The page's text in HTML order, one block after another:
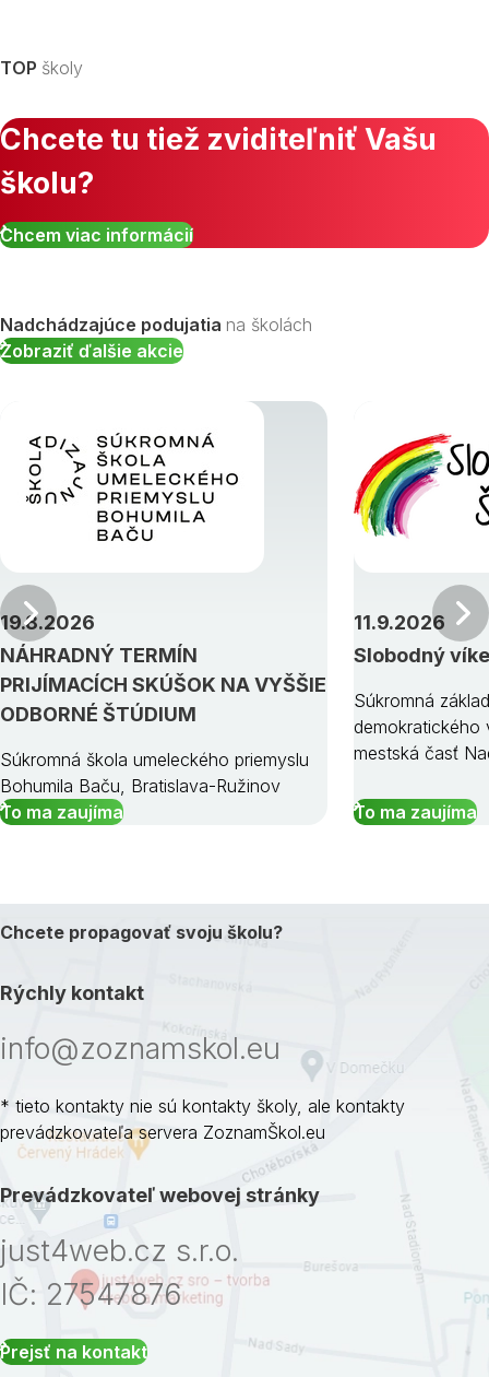
TOP školy
Chcete tu tiež zviditeľniť Vašu
školu?
Chcem viac informácií
Nadchádzajúce podujatia na školách
Zobraziť ďalšie akcie
NÁHRADNÝ TERMÍN
PRIJÍMACÍCH SKÚŠOK NA VYŠŠIE
ODBORNÉ ŠTÚDIUM
19.8.2026
Súkromná škola umeleckého priemyslu
Bohumila Baču, Bratislava-Ružinov
To ma zaujíma
Slobodný
11.9.2026
Súkromná
demokratického
mestská časť
To ma zaujíma
Predchádzajúci
Chcete propagovať svoju školu?
Rýchly kontakt
info@zoznamskol.eu
* tieto kontakty nie sú kontakty školy, ale kontakty
prevádzkovateľa servera ZoznamŠkol.eu
Prevádzkovateľ webovej stránky
just4web.cz s.r.o.
IČ: 27547876
Prejsť na kontakt